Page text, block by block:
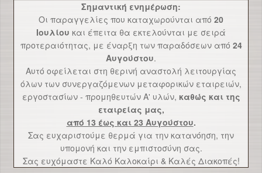
Επικοινωνία
Σημαντική ενημέρωση:
Οι παραγγελίες που καταχωρούνται από 20
Ιουλίου και έπειτα θα εκτελούνται με σειρά
προτεραιότητας, με έναρξη των παραδόσεων από 24
Αυγούστου.
Αυτό οφείλεται στη θερινή αναστολή λειτουργίας
όλων των συνεργαζόμενων μεταφορικών εταιρειών,
εργοστασίων - προμηθευτών Α' υλών, καθώς και της
εταιρείας μας,
από 13 έως και 23 Αυγούστου.
Σας ευχαριστούμε θερμά για την κατανόηση, την
υπομονή και την εμπιστοσύνη σας.
Σας ευχόμαστε Καλό Καλοκαίρι & Καλές Διακοπές!